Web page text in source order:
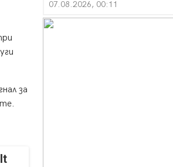
за
07.08.2026, 00:11
Продължава изграждането на